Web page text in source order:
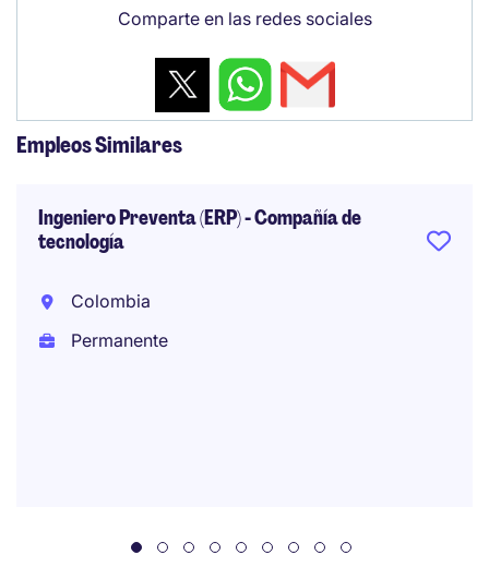
Comparte en las redes sociales
Empleos Similares
Ingeniero Preventa (ERP) - Compañía de
tecnología
Colombia
Permanente